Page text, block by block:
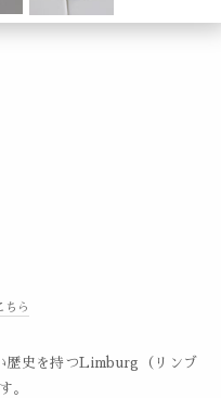
ちら
歴史を持つLimburg（リンブ
。